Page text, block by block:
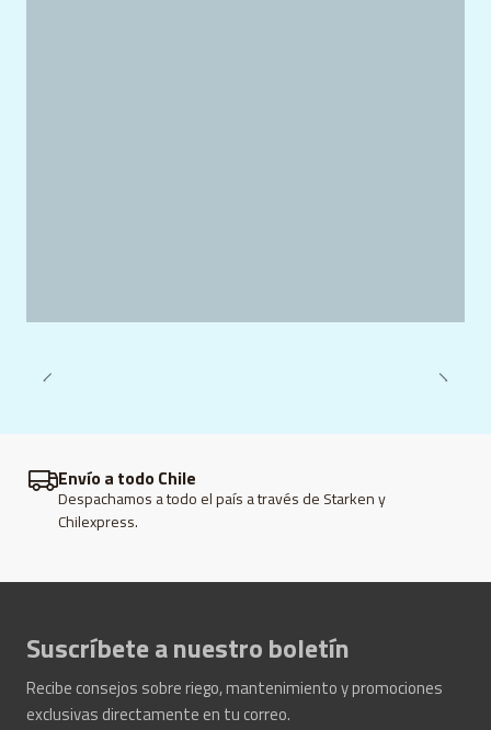
Envío a todo Chile
Despachamos a todo el país a través de Starken y
Chilexpress.
Suscríbete a nuestro boletín
Recibe consejos sobre riego, mantenimiento y promociones
exclusivas directamente en tu correo.